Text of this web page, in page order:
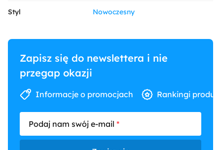
Styl Nowoczesny
Zapisz się do newslettera i nie
przegap okazji
Informacje o promocjach Rankingi
Podaj nam swój e-mail